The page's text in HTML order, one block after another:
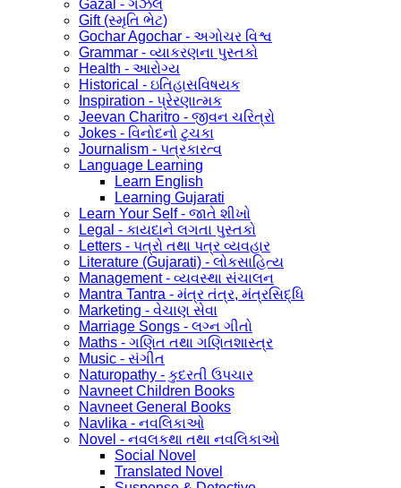
Gazal - ગઝલ
Gift (સ્મૃતિ ભેટ)
Gochar Agochar - અગોચર વિશ્વ
Grammar - વ્યાકરણના પુસ્તકો
Health - આરોગ્ય
Historical - ઇતિહાસવિષયક
Inspiration - પ્રેરણાત્મક
Jeevan Charitro - જીવન ચરિત્રો
Jokes - વિનોદનો ટુચકા
Journalism - પત્રકારત્વ
Language Learning
Learn English
Learning Gujarati
Learn Your Self - જાતે શીખો
Legal - કાયદાને લગતા પુસ્તકો
Letters - પત્રો તથા પત્ર વ્યવહાર
Literature (Gujarati) - લોકસાહિત્ય
Management - વ્યવસ્થા સંચાલન
Mantra Tantra - મંત્ર તંત્ર, મંત્રસિદ્ધિ
Marketing - વેચાણ સેવા
Marriage Songs - લગ્ન ગીતો
Maths - ગણિત તથા ગણિતશાસ્ત્ર
Music - સંગીત
Naturopathy - કુદરતી ઉપચાર
Navneet Children Books
Navneet General Books
Navlika - નવલિકાઓ
Novel - નવલકથા તથા નવલિકાઓ
Social Novel
Translated Novel